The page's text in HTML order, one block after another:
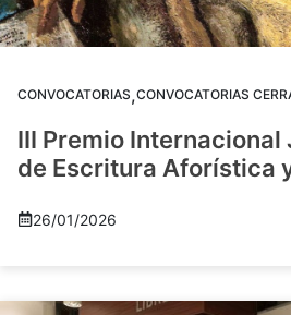
CONVOCATORIAS,CONVOCATORIAS
III Premio
de Escritura Aforística
26/01/2026